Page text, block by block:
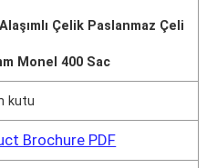
Çelik Paslanmaz Çeli
Monel 400 Sac
kutu
Brochure PDF